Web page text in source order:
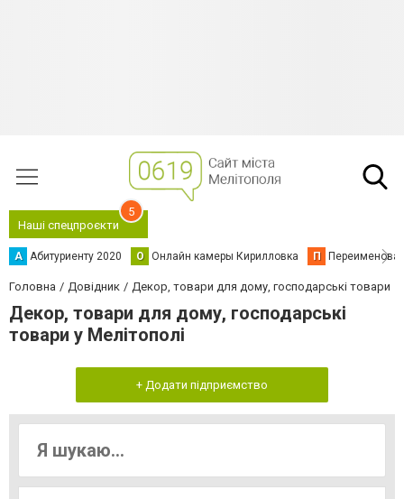
Наші спецпроєкти
5
А Абитуриенту 2020 О Онлайн камеры Кирилловка П
Головна Довідник Декор, товари для дому, господарські товари
Декор, товари для дому, господарські
товари у Мелітополі
+ Додати підприємство